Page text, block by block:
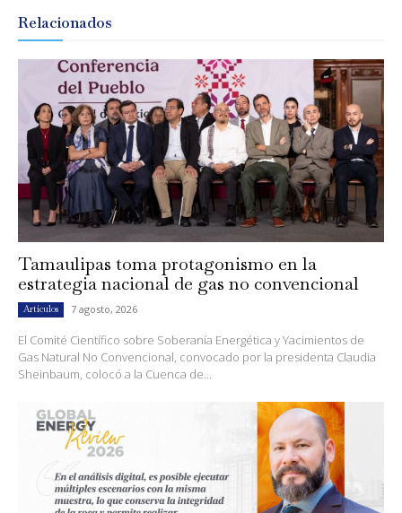
Relacionados
Tamaulipas toma protagonismo en la
estrategia nacional de gas no convencional
Artículos 7 agosto, 2026
El Comité Científico sobre Soberanía Energética y Yacimientos de
Gas Natural No Convencional, convocado por la presidenta Claudia
Sheinbaum, colocó a la Cuenca de...